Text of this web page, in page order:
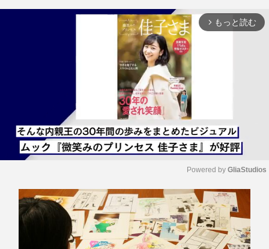
arrow_forward_ios もっと読む
M
u
t
e
Powered by GliaStudios